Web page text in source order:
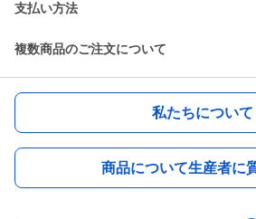
支払い方法
複数商品のご注文について
私たちについて
商品について生産者に